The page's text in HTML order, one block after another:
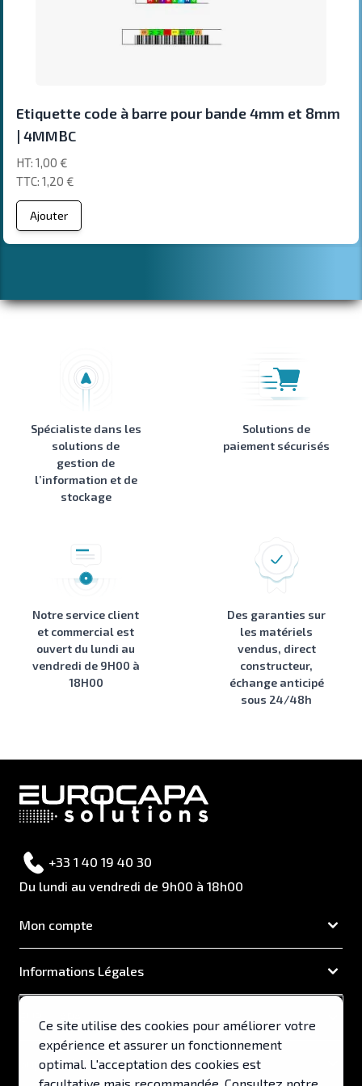
Etiquette code à barre pour bande 4mm et 8mm
| 4MMBC
1,20 €
1,00 €
Ajouter
Spécialiste dans les
solutions de
gestion de
l’information et de
stockage
Solutions de
paiement sécurisés
Notre service client
et commercial est
ouvert du lundi au
vendredi de 9H00 à
18H00
Des garanties sur
les matériels
vendus, direct
constructeur,
échange anticipé
sous 24/48h
+33 1 40 19 40 30
Du lundi au vendredi de 9h00 à 18h00
Mon compte
Informations Légales
Support & Services
Ce site utilise des cookies pour améliorer votre
expérience et assurer un fonctionnement
optimal. L'acceptation des cookies est